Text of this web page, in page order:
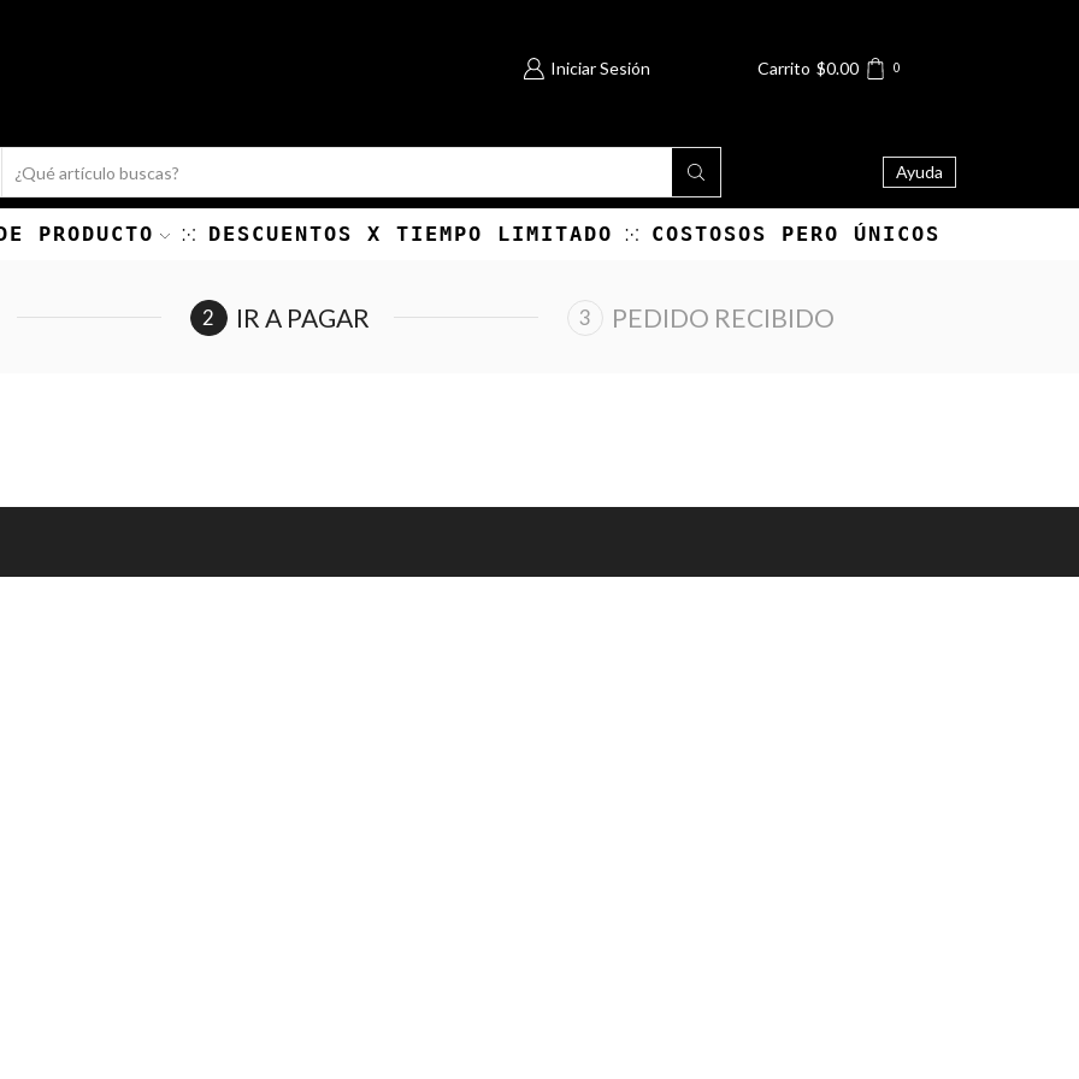
Iniciar Sesión Carrito $0.00 0
input
Ayuda
PRODUCTO DESCUENTOS X TIEMPO LIMITADO COSTOSOS PERO ÚNICOS
IR A PAGAR PEDIDO RECIBIDO